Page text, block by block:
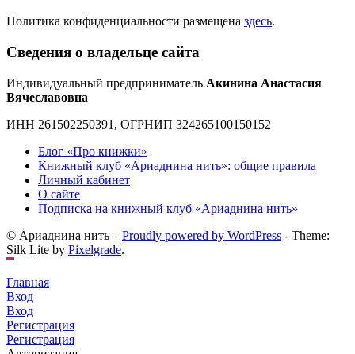
Политика конфиденциальности размещена здесь.
Сведения о владельце сайта
Индивидуальный предприниматель Акинина Анастасия
Вячеславовна
ИНН 261502250391, ОГРНИП 324265100150152
Блог «Про книжки»
Книжный клуб «Ариаднина нить»: общие правила
Личный кабинет
О сайте
Подписка на книжный клуб «Ариаднина нить»
© Ариаднина нить – Proudly powered by WordPress - Theme:
Silk Lite by Pixelgrade.
Главная
Вход
Вход
Регистрация
Регистрация